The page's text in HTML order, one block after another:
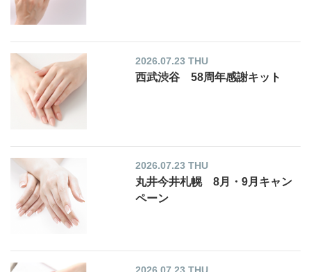
2026.07.23 THU
西武渋谷 58周年感謝キット
2026.07.23 THU
丸井今井札幌 8月・9月キャン
ペーン